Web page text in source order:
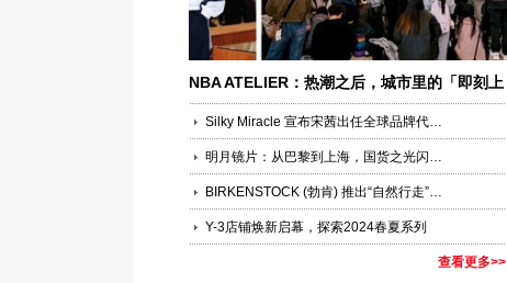
NBA ATELIER：热潮之后，城市里的「即刻上
场」才刚开始
Silky Miracle 宣布宋茜出任全球品牌代言人
明月镜片：从巴黎到上海，国货之光闪耀国际秀场
BIRKENSTOCK (勃肯) 推出“自然行走”全新企划
Y-3店铺焕新启幕，探索2024春夏系列
查看更多>>